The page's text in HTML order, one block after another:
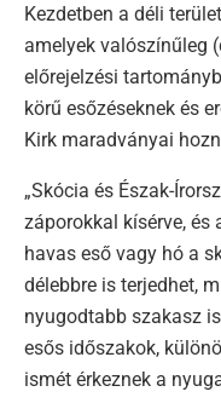
Kezdetben a déli
amelyek valószínűleg
előrejelzési
körű esőzéseknek és
Kirk maradványai
„Skócia és Észak-
záporokkal kísérve, és
havas eső vagy hó a
délebbre is terjedhet,
nyugodtabb szakasz
esős időszakok,
ismét érkeznek a